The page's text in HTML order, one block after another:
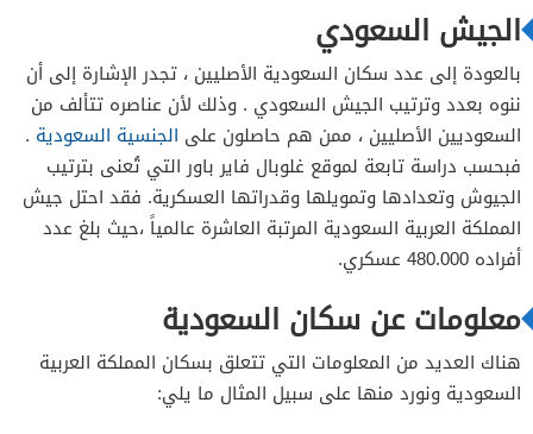
الجيش السعودي
بالعودة إلى عدد سكان السعودية الأصليين ، تجدر الإشارة إلى أن
ننوه بعدد وترتيب الجيش السعودي . وذلك لأن عناصره تتألف من
السعوديين الأصليين ، ممن هم حاصلون على الجنسية السعودية .
فبحسب دراسة تابعة لموقع غلوبال فاير باور التي تُعنى بترتيب
الجيوش وتعدادها وتمويلها وقدراتها العسكرية. فقد احتل جيش
المملكة العربية السعودية المرتبة العاشرة عالمياً ،حيث بلغ عدد
أفراده 480.000 عسكري.
معلومات عن سكان السعودية
هناك العديد من المعلومات التي تتعلق بسكان المملكة العربية
السعودية ونورد منها على سبيل المثال ما يلي: